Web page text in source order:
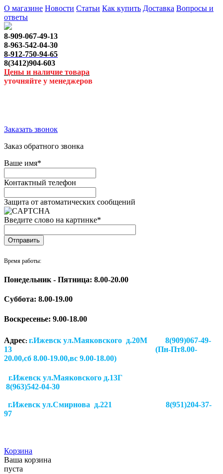
О магазине Новости Статьи Как купить Доставка Вопросы и
ответы
8-909-067-49-13
8-963-542-04-30
8-912-750-94-65
8(3412)904-603
Цены и наличие товара
уточняйте у менеджеров
Заказать звонок
Заказ обратного звонка
Ваше имя*
Контактный телефон
Защита от автоматических сообщений
Введите слово на картинке*
Время работы:
Понедельник - Пятница: 8.00-20.00
Суббота: 8.00-19.00
Воскресенье: 9.00-18.00
Адрес: г.Ижевск ул.Маяковского д.20М 8(909)067-49-
13 (Пн-Пт8.00-
20.00,сб 8.00-19.00,вс 9.00-18.00)
г.Ижевск ул.Маяковского д.13Г
8(963)542-04-30
г.Ижевск ул.Смирнова д.221
8(951)204-37-
97
Корзина
Ваша корзина
пуста